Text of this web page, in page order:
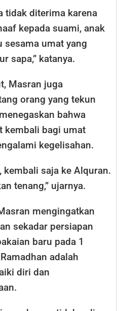
tidak diterima karena
kepada suami, anak
sesama umat yang
sapa,” katanya.
Masran juga
orang yang tekun
bahwa
kembali bagi umat
kegelisahan.
kembali saja ke Alquran.
tenang,” ujarnya.
mengingatkan
sekadar persiapan
baru pada 1
adalah
diri dan